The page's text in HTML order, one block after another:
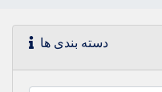
دسته بندی ها